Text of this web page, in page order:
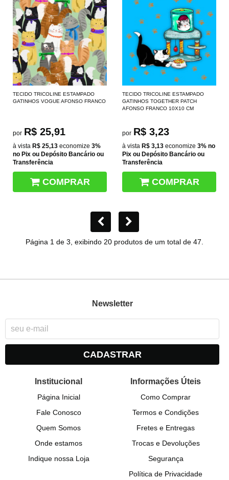
TECIDO TRICOLINE ESTAMPADO
GATINHOS VOGUE AFONSO FRANCO
por R$ 25,91
à vista R$ 25,13 economize 3%
no Pix ou Depósito Bancário ou
Transferência
COMPRAR
TECIDO TRICOLINE ESTAMPADO
GATINHOS TOGETHER PATCH
AFONSO FRANCO 10X10 CM
por R$ 3,23
à vista R$ 3,13 economize 3% no
Pix ou Depósito Bancário ou
Transferência
COMPRAR
Página 1 de 3, exibindo 20 produtos de um total de 47.
Newsletter
CADASTRAR
Institucional
Página Inicial
Fale Conosco
Quem Somos
Onde estamos
Indique nossa Loja
Informações Úteis
Como Comprar
Termos e Condições
Fretes e Entregas
Trocas e Devoluções
Segurança
Política de Privacidade